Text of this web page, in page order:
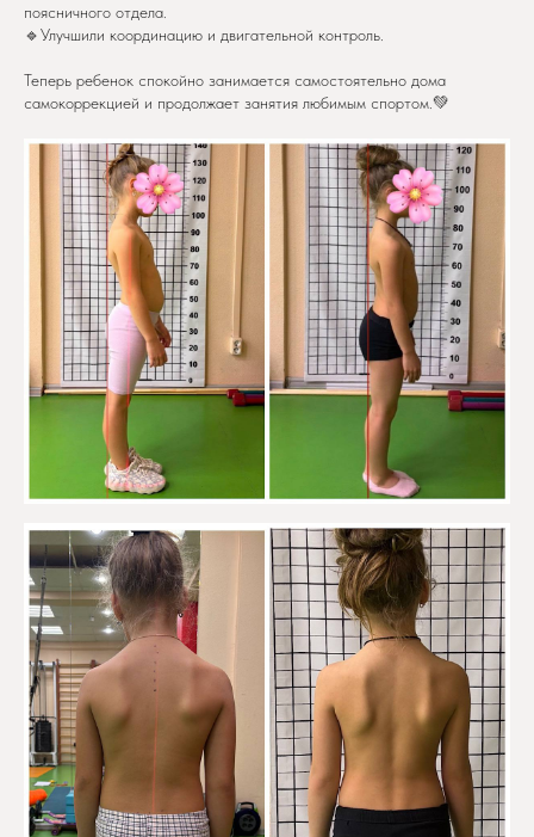
поясничного отдела.
🔹Улучшили координацию и двигательной контроль.
Теперь ребенок спокойно занимается самостоятельно дома
самокоррекцией и продолжает занятия любимым спортом.💚